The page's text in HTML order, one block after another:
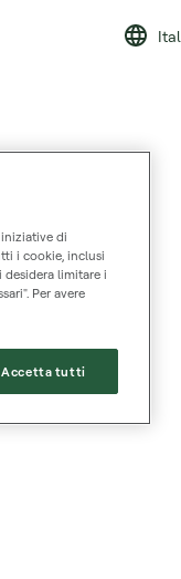
di
i cookie, inclusi
limitare i
Per avere
Accetta tutti